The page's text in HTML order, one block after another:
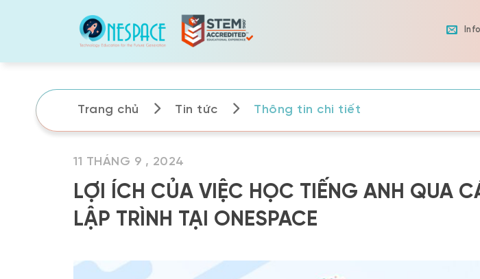
Trang chủ Tin tức Thông tin chi tiết
11 THÁNG 9 , 2024
LỢI ÍCH CỦA VIỆC HỌC TIẾNG ANH QUA
LẬP TRÌNH TẠI ONESPACE